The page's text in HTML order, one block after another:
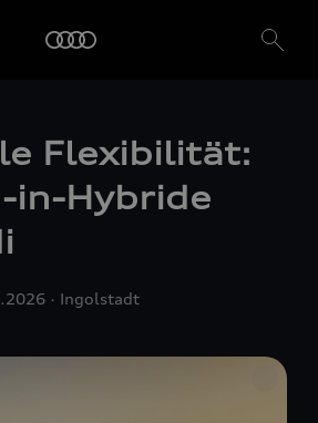
Flexibilität:
in-Hybride
Ingolstadt